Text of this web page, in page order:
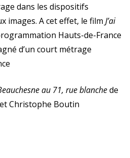
dans les dispositifs
images. A cet effet, le film J’ai
Hauts-de-France
d’un court métrage
au 71, rue blanchede
Christophe Boutin